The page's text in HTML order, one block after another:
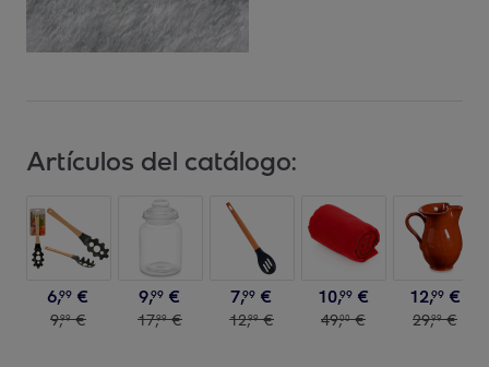
Artículos del catálogo:
6,99 €
9,99 €
9,99 €
17,99 €
7,99 €
12,99 €
10,99 €
49,00 €
12,99 €
29,99 €